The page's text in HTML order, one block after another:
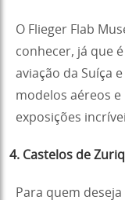
O Flieger Flab
conhecer, já que
aviação da Suíça
modelos aéreos
exposições
4. Castelos de
Para quem